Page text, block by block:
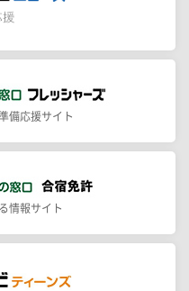
備応援サイト
情報サイト